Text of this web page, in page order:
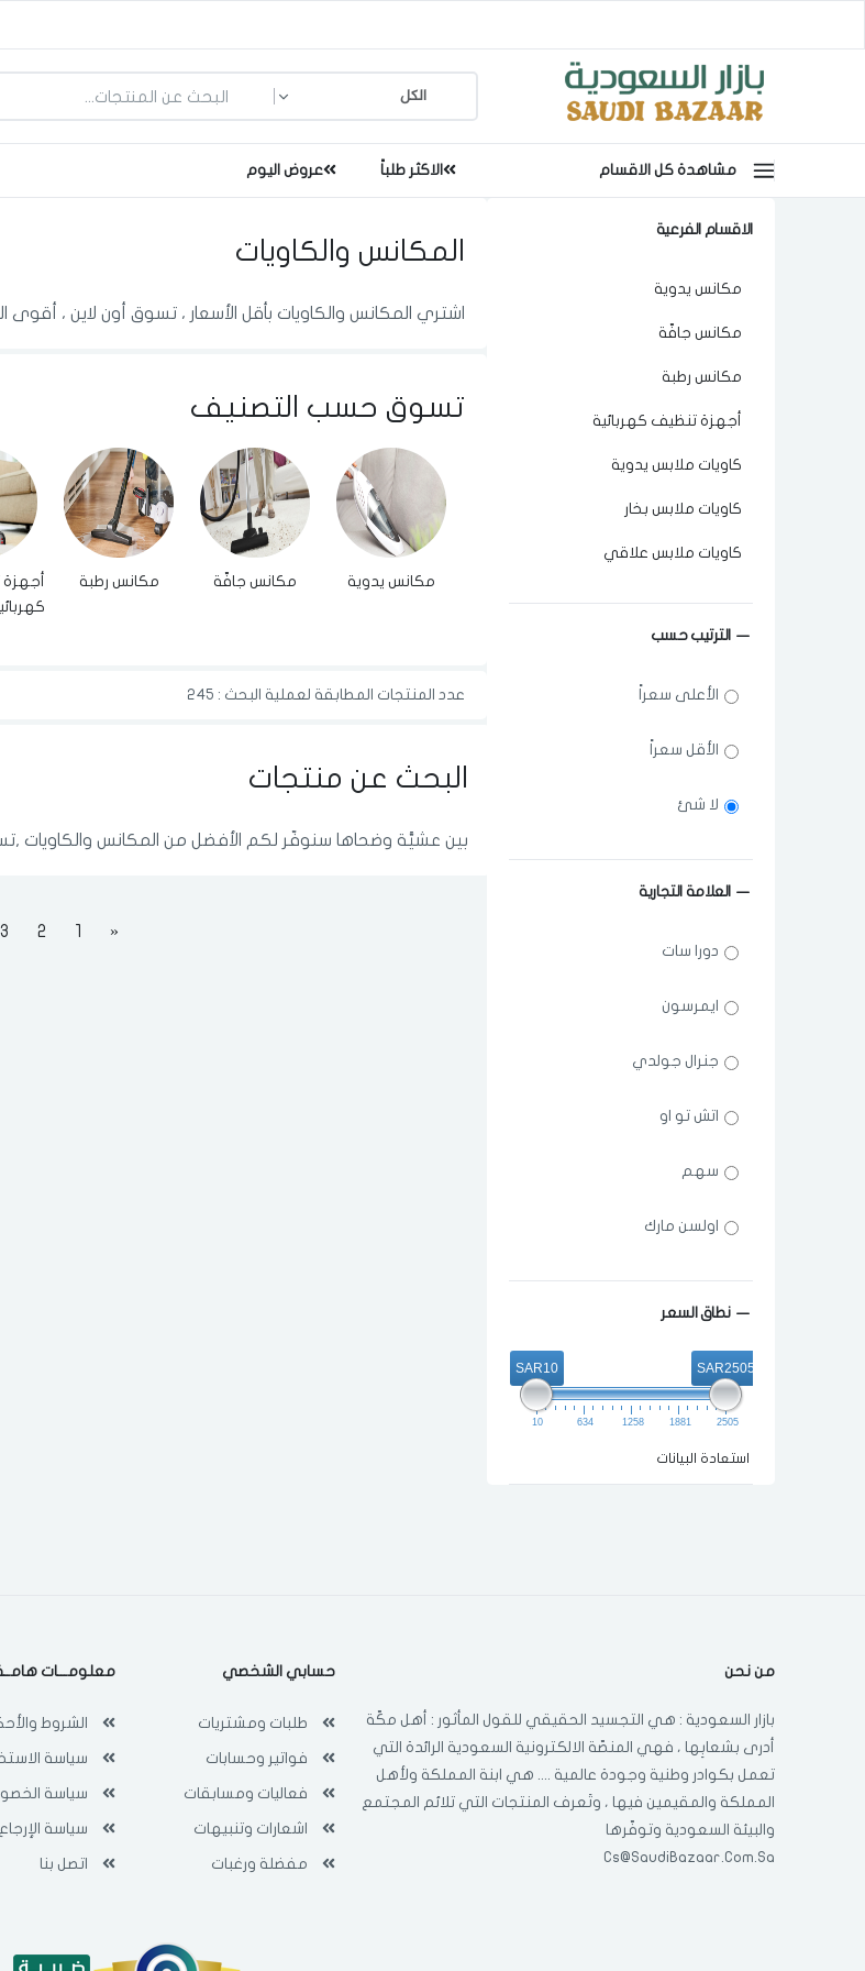
مشاهدة كل الاقسام الاكثر طلباً عروض اليوم
الاقسام الفرعية
مكانس يدوية
مكانس جافّة
مكانس رطبة
أجهزة تنظيف كهربائية
كاويات ملابس يدوية
كاويات ملابس بخار
كاويات ملابس علاقي
الترتيب حسب
الأعلى سعراً
الأقل سعراً
لا شئ
العلامة التجارية
دورا سات
ايمرسون
جنرال جولدي
اتش تو او
سهم
اولسن مارك
سويفل
كيون
جنرال جولدن
دوسل
دي ال سي
نطاق السعر
SAR10 SAR2505
10 634 1258 1881 2505
استعادة البيانات
المكانس والكاويات
اشتري المكانس والكاويات بأقل الأسعار ، تسوق أون لاين ،
تسوق حسب التصنيف
مكانس يدوية مكانس جافّة مكانس رطبة
عدد المنتجات المطابقة لعملية البحث : 245
البحث عن منتجات
بين عشيَّة وضحاها سنوفّر لكم الأفضل من المكانس والكاويات
«
1
2
3
من نحن
بازار السعودية : هي التجسيد الحقيقي للقول المأثور : أهل مكّة
أدرى بشعابِها ، فهي المنصّة الالكترونية السعودية الرائدة التي
تعمل بكوادر وطنية وجودة عالمية .... هي ابنة المملكة ولأهل
المملكة والمقيمين فيها ، وتَعرف المنتجات التي تلائم المجتمع
والبيئة السعودية وتوفّرها
Cs@SaudiBazaar.Com.Sa
حسابي الشخصي
طلبات ومشتريات
فواتير وحسابات
فعاليات ومسابقات
اشعارات وتنبيهات
مفضلة ورغبات
معلومـــات
الشروط
سياسة
سياسة
سياسة
اتصل بنا
ما الذي تبحث عنه؟